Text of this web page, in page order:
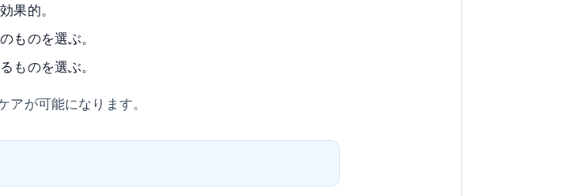
果的。
ものを選ぶ。
ものを選ぶ。
が可能になります。